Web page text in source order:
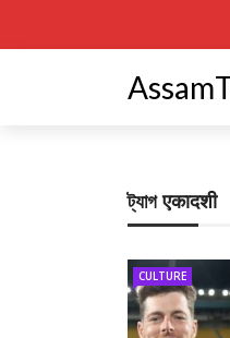
ট্যাগएकादशी
CULTURE